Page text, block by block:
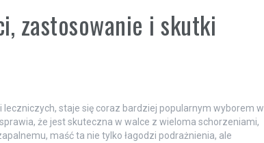
zastosowanie i skutki
staje się coraz bardziej popularnym wyborem w
że jest skuteczna w walce z wieloma schorzeniami,
maść ta nie tylko łagodzi podrażnienia, ale